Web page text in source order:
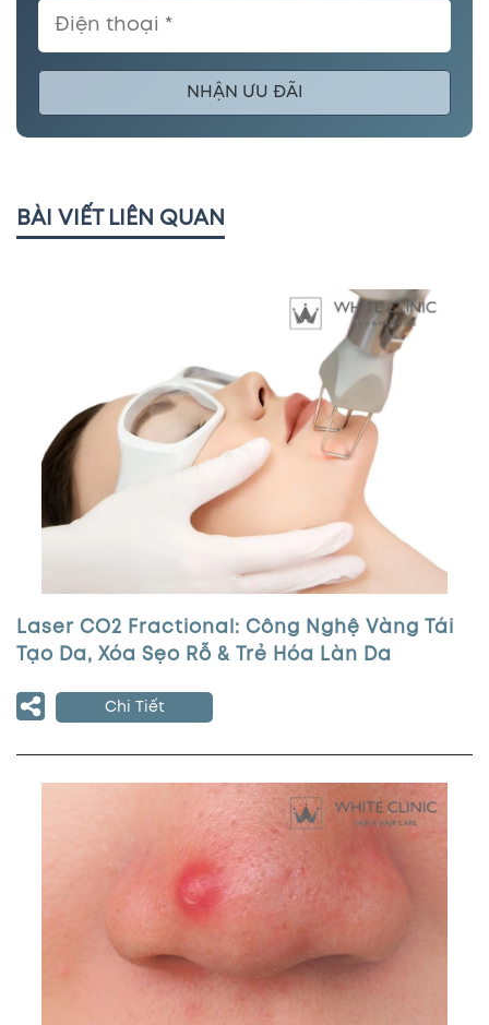
NHẬN ƯU ĐÃI
BÀI VIẾT LIÊN QUAN
Laser CO2 Fractional: Công Nghệ Vàng Tái
Tạo Da, Xóa Sẹo Rỗ & Trẻ Hóa Làn Da
Chi Tiết